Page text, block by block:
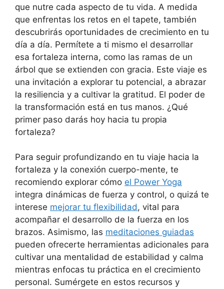
que nutre cada aspecto de tu vida. A medida
que enfrentas los retos en el tapete, también
descubrirás oportunidades de crecimiento en tu
día a día. Permítete a ti mismo el desarrollar
esa fortaleza interna, como las ramas de un
árbol que se extienden con gracia. Este viaje es
una invitación a explorar tu potencial, a abrazar
la resiliencia y a cultivar la gratitud. El poder de
la transformación está en tus manos. ¿Qué
primer paso darás hoy hacia tu propia
fortaleza?
Para seguir profundizando en tu viaje hacia la
fortaleza y la conexión cuerpo-mente, te
recomiendo explorar cómo el Power Yoga
integra dinámicas de fuerza y control, o quizá te
interese mejorar tu flexibilidad, vital para
acompañar el desarrollo de la fuerza en los
brazos. Asimismo, las meditaciones guiadas
pueden ofrecerte herramientas adicionales para
cultivar una mentalidad de estabilidad y calma
mientras enfocas tu práctica en el crecimiento
personal. Sumérgete en estos recursos y